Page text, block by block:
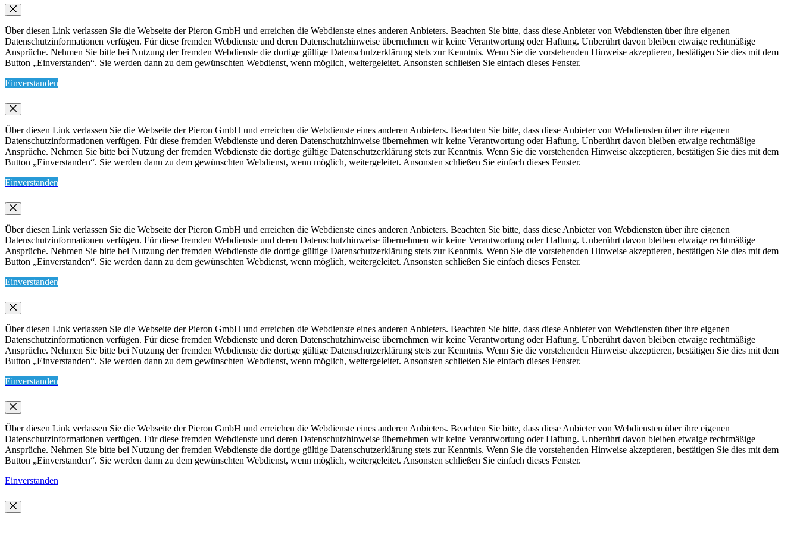
Über diesen Link verlassen Sie die Webseite der Pieron GmbH und erreichen die Webdienste eines anderen Anbieters. Beachten Sie bitte, dass diese Anbieter von Webdiensten über ihre eigenen
Datenschutzinformationen verfügen. Für diese fremden Webdienste und deren Datenschutzhinweise übernehmen wir keine Verantwortung oder Haftung. Unberührt davon bleiben etwaige rechtmäßige
Ansprüche. Nehmen Sie bitte bei Nutzung der fremden Webdienste die dortige gültige Datenschutzerklärung stets zur Kenntnis. Wenn Sie die vorstehenden Hinweise akzeptieren, bestätigen Sie dies mit dem
Button „Einverstanden“. Sie werden dann zu dem gewünschten Webdienst, wenn möglich, weitergeleitet. Ansonsten schließen Sie einfach dieses Fenster.
Einverstanden
Über diesen Link verlassen Sie die Webseite der Pieron GmbH und erreichen die Webdienste eines anderen Anbieters. Beachten Sie bitte, dass diese Anbieter von Webdiensten über ihre eigenen
Datenschutzinformationen verfügen. Für diese fremden Webdienste und deren Datenschutzhinweise übernehmen wir keine Verantwortung oder Haftung. Unberührt davon bleiben etwaige rechtmäßige
Ansprüche. Nehmen Sie bitte bei Nutzung der fremden Webdienste die dortige gültige Datenschutzerklärung stets zur Kenntnis. Wenn Sie die vorstehenden Hinweise akzeptieren, bestätigen Sie dies mit dem
Button „Einverstanden“. Sie werden dann zu dem gewünschten Webdienst, wenn möglich, weitergeleitet. Ansonsten schließen Sie einfach dieses Fenster.
Einverstanden
Über diesen Link verlassen Sie die Webseite der Pieron GmbH und erreichen die Webdienste eines anderen Anbieters. Beachten Sie bitte, dass diese Anbieter von Webdiensten über ihre eigenen
Datenschutzinformationen verfügen. Für diese fremden Webdienste und deren Datenschutzhinweise übernehmen wir keine Verantwortung oder Haftung. Unberührt davon bleiben etwaige rechtmäßige
Ansprüche. Nehmen Sie bitte bei Nutzung der fremden Webdienste die dortige gültige Datenschutzerklärung stets zur Kenntnis. Wenn Sie die vorstehenden Hinweise akzeptieren, bestätigen Sie dies mit dem
Button „Einverstanden“. Sie werden dann zu dem gewünschten Webdienst, wenn möglich, weitergeleitet. Ansonsten schließen Sie einfach dieses Fenster.
Einverstanden
Über diesen Link verlassen Sie die Webseite der Pieron GmbH und erreichen die Webdienste eines anderen Anbieters. Beachten Sie bitte, dass diese Anbieter von Webdiensten über ihre eigenen
Datenschutzinformationen verfügen. Für diese fremden Webdienste und deren Datenschutzhinweise übernehmen wir keine Verantwortung oder Haftung. Unberührt davon bleiben etwaige rechtmäßige
Ansprüche. Nehmen Sie bitte bei Nutzung der fremden Webdienste die dortige gültige Datenschutzerklärung stets zur Kenntnis. Wenn Sie die vorstehenden Hinweise akzeptieren, bestätigen Sie dies mit dem
Button „Einverstanden“. Sie werden dann zu dem gewünschten Webdienst, wenn möglich, weitergeleitet. Ansonsten schließen Sie einfach dieses Fenster.
Einverstanden
Über diesen Link verlassen Sie die Webseite der Pieron GmbH und erreichen die Webdienste eines anderen Anbieters. Beachten Sie bitte, dass diese Anbieter von Webdiensten über ihre eigenen
Datenschutzinformationen verfügen. Für diese fremden Webdienste und deren Datenschutzhinweise übernehmen wir keine Verantwortung oder Haftung. Unberührt davon bleiben etwaige rechtmäßige
Ansprüche. Nehmen Sie bitte bei Nutzung der fremden Webdienste die dortige gültige Datenschutzerklärung stets zur Kenntnis. Wenn Sie die vorstehenden Hinweise akzeptieren, bestätigen Sie dies mit dem
Button „Einverstanden“. Sie werden dann zu dem gewünschten Webdienst, wenn möglich, weitergeleitet. Ansonsten schließen Sie einfach dieses Fenster.
Einverstanden